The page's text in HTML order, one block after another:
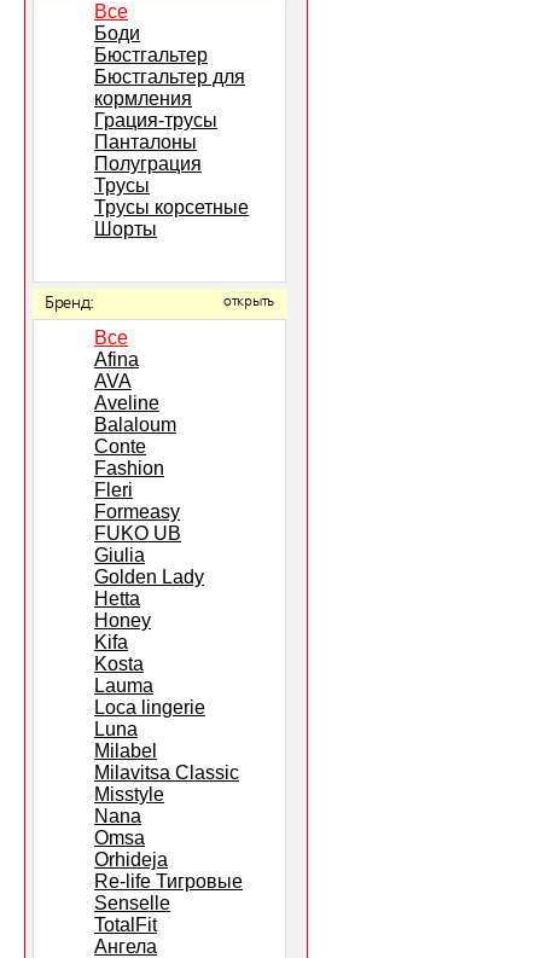
Все
Боди
Бюстгальтер
Бюстгальтер для
кормления
Грация-трусы
Панталоны
Полуграция
Трусы
Трусы корсетные
Шорты
Бренд: открыть
Все
Afina
AVA
Aveline
Balaloum
Conte
Fashion
Fleri
Formeasy
FUKO UB
Giulia
Golden Lady
Hetta
Honey
Kifa
Kosta
Lauma
Loca lingerie
Luna
Milabel
Milavitsa Classic
Misstyle
Nana
Omsa
Orhideja
Re-life Тигровые
Senselle
TotalFit
Ангела